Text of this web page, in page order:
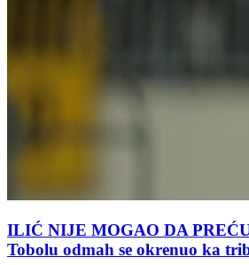
ILIĆ NIJE MOGAO DA
Tobolu odmah se okrenuo ka